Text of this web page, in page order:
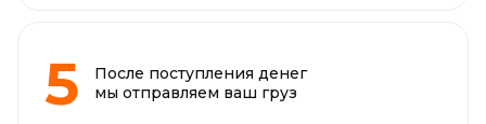
После поступления денег
мы отправляем ваш груз